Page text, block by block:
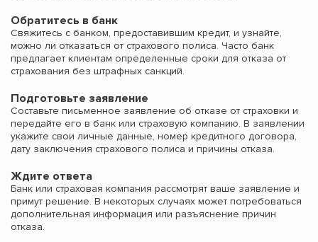
Обратитесь в банк
Свяжитесь с банком, предоставившим кредит, и узнайте,
можно ли отказаться от страхового полиса. Часто банк
предлагает клиентам определенные сроки для отказа от
страхования без штрафных санкций.
Подготовьте заявление
Составьте письменное заявление об отказе от страховки и
передайте его в банк или страховую компанию. В заявлении
укажите свои личные данные, номер кредитного договора,
дату заключения страхового полиса и причины отказа.
Ждите ответа
Банк или страховая компания рассмотрят ваше заявление и
примут решение. В некоторых случаях может потребоваться
дополнительная информация или разъяснение причин
отказа.